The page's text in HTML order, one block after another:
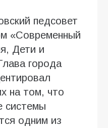
педсовет
«Современный
Дети и
города
на том, что
системы
одним из